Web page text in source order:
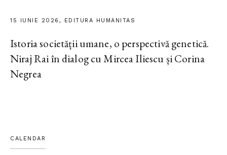
15 IUNIE 2026, EDITURA HUMANITAS
Istoria societății umane, o perspectivă genetică.
Niraj Rai în dialog cu Mircea Iliescu și Corina
Negrea
CALENDAR